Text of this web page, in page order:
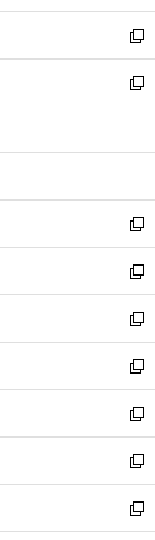
開
く
ウ
で
開
く
ン
ド
ウ
で
ウ
ィ
ン
ド
開
新
し
い
ン
ウ
で
開
く
新
ウ
ン
ド
ウ
で
開
く
新
し
い
ウ
ィ
ン
ド
ウ
で
開
く
新
し
い
ウ
ィ
ン
ド
ウ
で
開
く
新
し
い
ウ
ィ
ン
ド
ウ
で
開
新
し
い
ウ
ィ
ン
ド
ウ
新
し
い
ウ
ィ
ン
新
し
い
ウ
新
し